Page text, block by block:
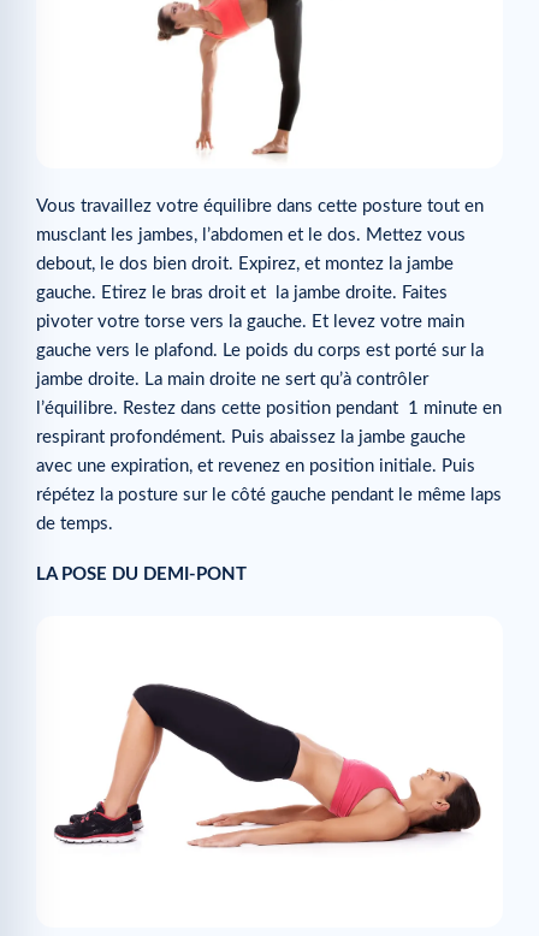
Vous travaillez votre équilibre dans cette posture tout en
musclant les jambes, l’abdomen et le dos. Mettez vous
debout, le dos bien droit. Expirez, et montez la jambe
gauche. Etirez le bras droit et la jambe droite. Faites
pivoter votre torse vers la gauche. Et levez votre main
gauche vers le plafond. Le poids du corps est porté sur la
jambe droite. La main droite ne sert qu’à contrôler
l’équilibre. Restez dans cette position pendant 1 minute en
respirant profondément. Puis abaissez la jambe gauche
avec une expiration, et revenez en position initiale. Puis
répétez la posture sur le côté gauche pendant le même laps
de temps.
LA POSE DU DEMI-PONT